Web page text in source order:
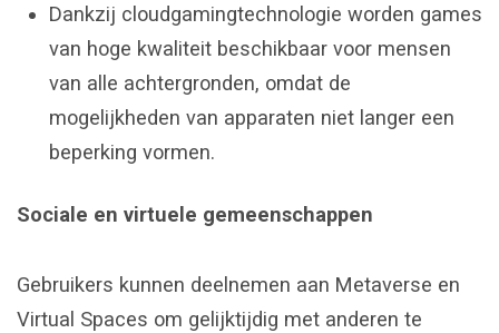
Dankzij cloudgamingtechnologie worden games
van hoge kwaliteit beschikbaar voor mensen
van alle achtergronden, omdat de
mogelijkheden van apparaten niet langer een
beperking vormen.
Sociale en virtuele gemeenschappen
Gebruikers kunnen deelnemen aan Metaverse en
Virtual Spaces om gelijktijdig met anderen te